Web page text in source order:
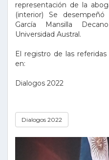
representación de la
(interior) Se
García Mansilla
Universidad Austral.
El registro de las
en:
Dialogos 2022
Dialogos 2022